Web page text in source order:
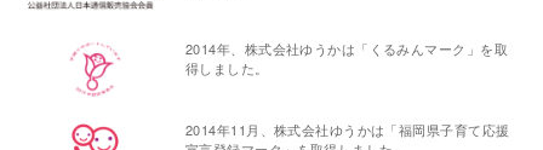
2014年、株式会社ゆうかは「くるみんマーク」を取
得しました。
2014年11月、株式会社ゆうかは「福岡県子育て応援